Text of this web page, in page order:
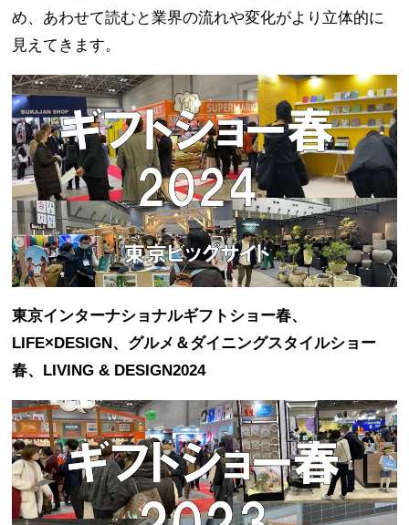
め、あわせて読むと業界の流れや変化がより立体的に
見えてきます。
東京インターナショナルギフトショー春、
LIFE×DESIGN、グルメ＆ダイニングスタイルショー
春、LIVING & DESIGN2024